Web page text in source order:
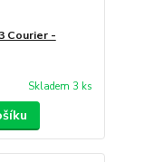
Courier -
Skladem 3 ks